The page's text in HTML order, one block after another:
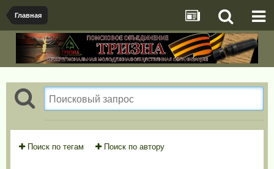
Главная
Поиск по тегам Поиск по автору